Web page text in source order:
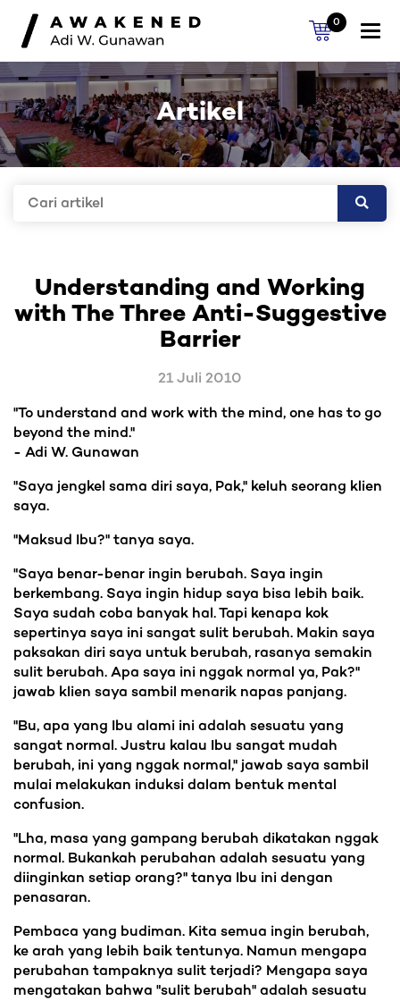
0
Artikel
Understanding and Working
with The Three Anti-Suggestive
Barrier
21 Juli 2010
"To understand and work with the mind, one has to go
beyond the mind."
- Adi W. Gunawan
"Saya jengkel sama diri saya, Pak," keluh seorang klien
saya.
"Maksud Ibu?" tanya saya.
"Saya benar-benar ingin berubah. Saya ingin
berkembang. Saya ingin hidup saya bisa lebih baik.
Saya sudah coba banyak hal. Tapi kenapa kok
sepertinya saya ini sangat sulit berubah. Makin saya
paksakan diri saya untuk berubah, rasanya semakin
sulit berubah. Apa saya ini nggak normal ya, Pak?"
jawab klien saya sambil menarik napas panjang.
"Bu, apa yang Ibu alami ini adalah sesuatu yang
sangat normal. Justru kalau Ibu sangat mudah
berubah, ini yang nggak normal," jawab saya sambil
mulai melakukan induksi dalam bentuk mental
confusion.
"Lha, masa yang gampang berubah dikatakan nggak
normal. Bukankah perubahan adalah sesuatu yang
diinginkan setiap orang?" tanya Ibu ini dengan
penasaran.
Pembaca yang budiman. Kita semua ingin berubah,
ke arah yang lebih baik tentunya. Namun mengapa
perubahan tampaknya sulit terjadi? Mengapa saya
mengatakan bahwa "sulit berubah" adalah sesuatu